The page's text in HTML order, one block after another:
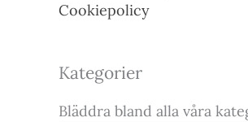
Cookiepolicy
Kategorier
Bläddra bland alla våra